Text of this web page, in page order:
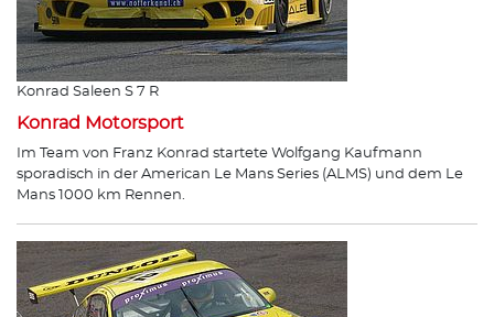
Konrad Saleen S 7 R
Konrad Motorsport
Im Team von Franz Konrad startete Wolfgang Kaufmann
sporadisch in der American Le Mans Series (ALMS) und dem Le
Mans 1000 km Rennen.